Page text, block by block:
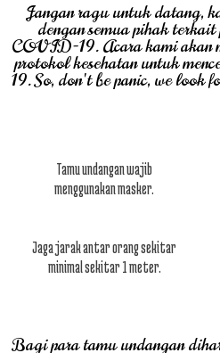
Jangan ragu untuk datang,
dengan semua pihak
COVID-19. Acara kami akan
protokol kesehatan untuk
19. So, don't be panic, we look
Tamu undangan wajib
menggunakan masker.
Jaga jarak antar orang sekitar
minimal sekitar 1 meter.
Bagi para tamu undangan